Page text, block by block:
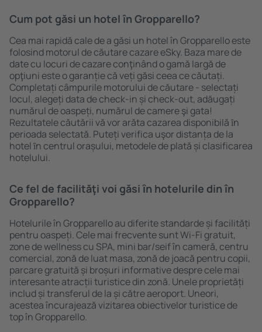
Cum pot găsi un hotel în Gropparello?
Cea mai rapidă cale de a găsi un hotel în Gropparello este
folosind motorul de căutare cazare eSky. Baza mare de
date cu locuri de cazare conţinând o gamă largă de
opţiuni este o garanție că veți găsi ceea ce căutați.
Completați câmpurile motorului de căutare - selectați
locul, alegeți data de check-in și check-out, adăugați
numărul de oaspeți, numărul de camere şi gata!
Rezultatele căutării vă vor arăta cazarea disponibilă ȋn
perioada selectată. Puteți verifica uşor distanța de la
hotel ȋn centrul orașului, metodele de plată și clasificarea
hotelului.
Ce fel de facilităţi voi găsi ȋn hotelurile din în
Gropparello?
Hotelurile în Gropparello au diferite standarde și facilități
pentru oaspeți. Cele mai frecvente sunt Wi-Fi gratuit,
zone de wellness cu SPA, mini bar/seif în cameră, centru
comercial, zonă de luat masa, zonă de joacă pentru copii,
parcare gratuită și broșuri informative despre cele mai
interesante atracții turistice din zonă. Unele proprietăți
includ și transferul de la și către aeroport. Uneori,
acestea încurajează vizitarea obiectivelor turistice de
top în Gropparello.